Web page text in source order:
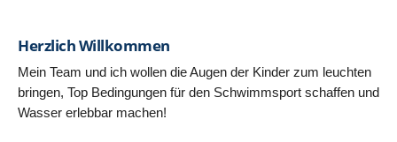
Herzlich Willkommen
Mein Team und ich wollen die Augen der Kinder zum leuchten
bringen, Top Bedingungen für den Schwimmsport schaffen und
Wasser erlebbar machen!